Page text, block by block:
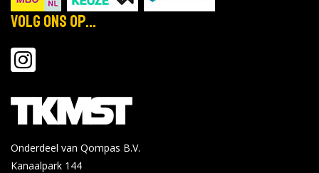
Volg ons op...
Onderdeel van Qompas B.V.
Kanaalpark 144